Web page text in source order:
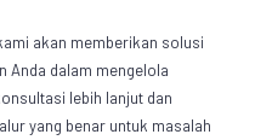
akan memberikan solusi
Anda dalam mengelola
lebih lanjut dan
yang benar untuk masalah